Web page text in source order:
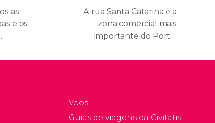
as
e os
A rua Santa Catarina é a
zona comercial mais
importante do Porto.
exclusivo para pedestres
Voos
Guias de viagens da Civitatis